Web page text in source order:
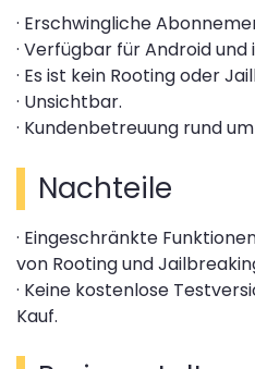
· Erschwingliche
· Verfügbar für Android und
· Es ist kein Rooting oder
· Unsichtbar.
· Kundenbetreuung rund
Nachteile
· Eingeschränkte
von Rooting und
· Keine kostenlose
Kauf.